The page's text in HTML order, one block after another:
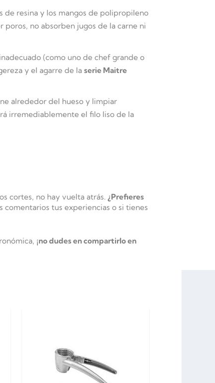
de resina y los mangos de polipropileno
no absorben jugos de la carne ni
(como uno de chef grande o
y el agarre de la serie Maitre
alrededordel hueso y limpiar
irremediablemente el filo liso de la
cortes, no hay vuelta atrás. ¿Prefieres
comentarios tus experiencias o si tienes
¡no dudes en compartirlo en